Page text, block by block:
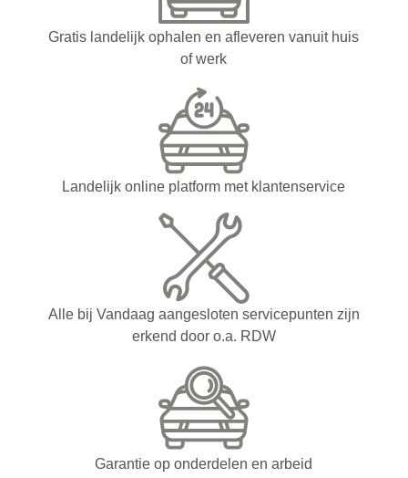
Gratis landelijk ophalen en afleveren vanuit huis
of werk
Landelijk online platform met klantenservice
Alle bij Vandaag aangesloten servicepunten zijn
erkend door o.a. RDW
Garantie op onderdelen en arbeid